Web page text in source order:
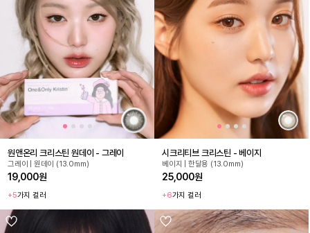
원앤온리 크리스틴 원데이 - 그레이
그레이 | 원데이 (13.0mm)
19,000원
+5가지 컬러
시크리티브 크리스틴 - 베이지
베이지 | 한달용 (13.0mm)
25,000원
+6가지 컬러